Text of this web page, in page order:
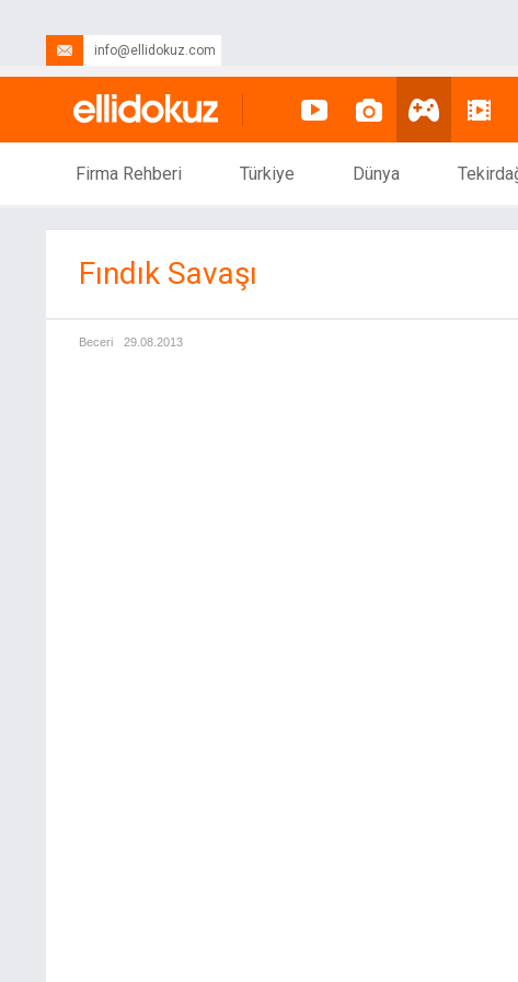
info@ellidokuz.com
Firma Rehberi Türkiye Dünya
Fındık Savaşı
Beceri 29.08.2013